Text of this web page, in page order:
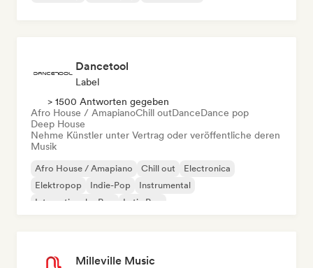
Dancetool
Label
> 1500 Antworten gegeben
Afro House / AmapianoChill outDanceDance pop
Deep House
Nehme Künstler unter Vertrag oder veröffentliche deren
Musik
Afro House / Amapiano Chill out
Electronica
Elektropop
Indie-Pop
Instrumental
Internationaler Pop
Latin Pop
Milleville Music